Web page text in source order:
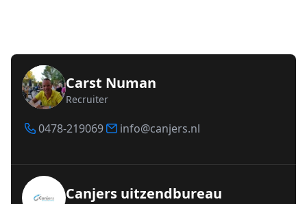
Carst Numan
Recruiter
0478-219069 info@canjers.nl
Canjers uitzendbureau